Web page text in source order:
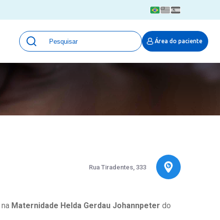
Área do paciente
Unidades
Qualidade e Segurança em saúde
Pesquisa Hospital Moinhos de Vento
Pronto Atendimento Digital
Rua Tiradentes, 333
Maternidade Helda Gerdau Johannpeter do